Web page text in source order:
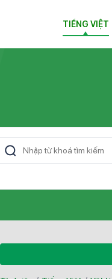
TIẾNG VIỆT